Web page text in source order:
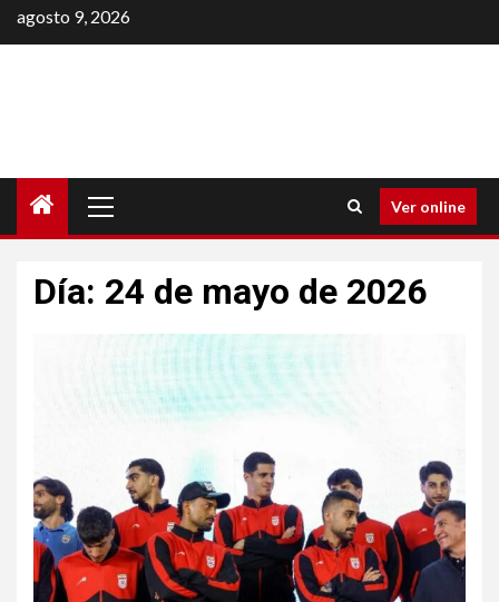
Saltar
al
agosto 9, 2026
principal
Ver online
Día: 24 de mayo de 2026